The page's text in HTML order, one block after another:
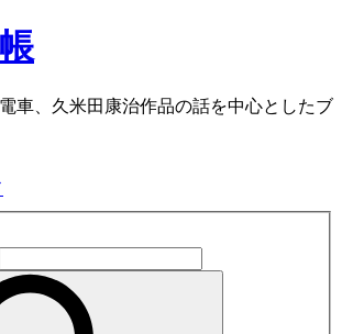
車、久米田康治作品の話を中心としたブ